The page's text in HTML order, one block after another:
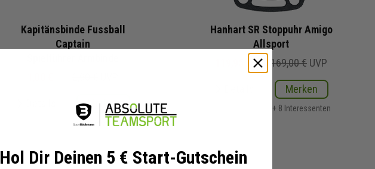
Kapitänsbinde Fussball
Captain
Merken
+ 9 Interessenten
Hanhart SR Stoppuhr Amigo
Allsport
169,00 € UVP
Merken
+ 8 Interessenten
Hol Dir Deinen 5 € Start-Gutschein